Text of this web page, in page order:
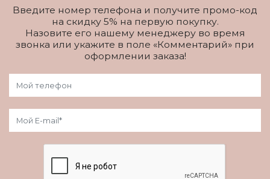
Введите номер телефона и получите промо-код
на скидку 5% на первую покупку.
Назовите его нашему менеджеру во время
звонка или укажите в поле «Комментарий» при
оформлении заказа!